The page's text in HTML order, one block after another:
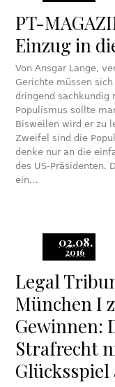
PT-
Einzug in
Von Ansgar Lange,
Gerichte müssen
dringend sachkundig
Populismus sollte
Bisweilen wird er zu
Zweifel sind die
denke nur an die
des US-Präsidenten.
ein…
02.08.
2016
Legal
München I
Gewinnen:
Strafrecht